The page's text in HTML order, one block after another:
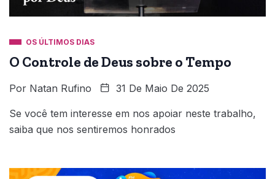
OS ÚLTIMOS DIAS
O Controle de Deus sobre o Tempo
Por Natan Rufino 31 De Maio De 2025
Se você tem interesse em nos apoiar neste trabalho,
saiba que nos sentiremos honrados